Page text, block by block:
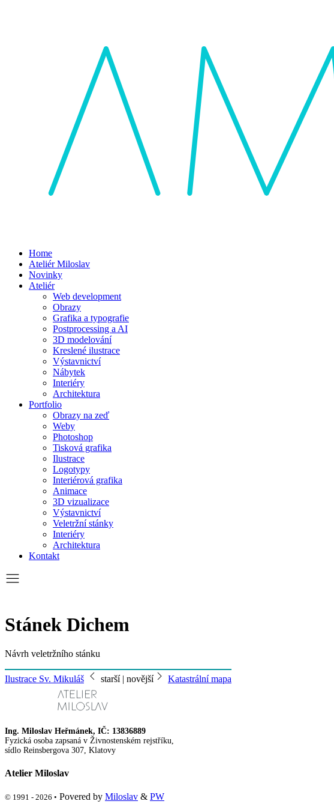
Home
Ateliér Miloslav
Novinky
Ateliér
Web development
Obrazy
Grafika a typografie
Postprocessing a AI
3D modelování
Kreslené ilustrace
Výstavnictví
Nábytek
Interiéry
Architektura
Portfolio
Obrazy na zeď
Weby
Photoshop
Tisková grafika
Ilustrace
Logotypy
Interiérová grafika
Animace
3D vizualizace
Výstavnictví
Veletržní stánky
Interiéry
Architektura
Kontakt
Stánek Dichem
Návrh veletržního stánku
Ilustrace Sv. Mikuláš starší | novější Katastrální mapa
Ing. Miloslav Heřmánek, IČ: 13836889
Fyzická osoba zapsaná v Živnostenském rejstříku,
sídlo Reinsbergova 307, Klatovy
Atelier Miloslav
© 1991 - 2026 • Povered by Miloslav & PW